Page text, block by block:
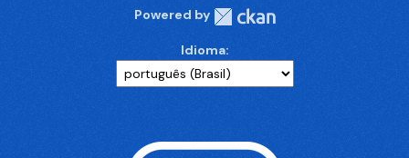
Powered by
Idioma